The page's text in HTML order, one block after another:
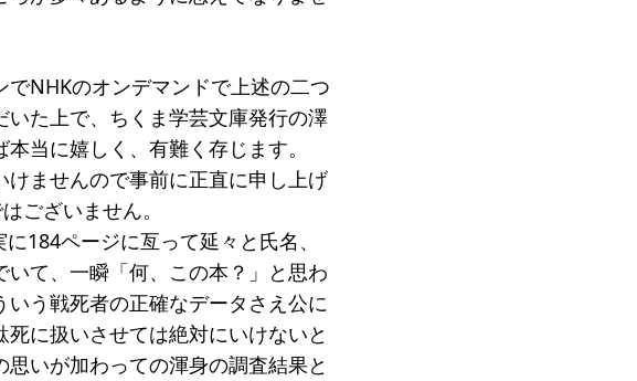
NHKのオンデマンドで上述の二つ
た上で、ちくま学芸文庫発行の澤
当に嬉しく、有難く存じます。
ませんので事前に正直に申し上げ
ございません。
184ページに亙って延々と氏名、
て、一瞬「何、この本？」と思わ
う戦死者の正確なデータさえ公に
に扱いさせては絶対にいけないと
いが加わっての渾身の調査結果と